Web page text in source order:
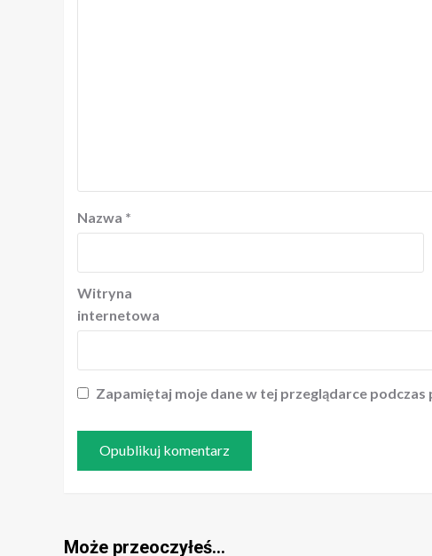
Nazwa *
Witryna
internetowa
Zapamiętaj moje dane w tej przeglądarce podczas
Może przeoczyłeś…